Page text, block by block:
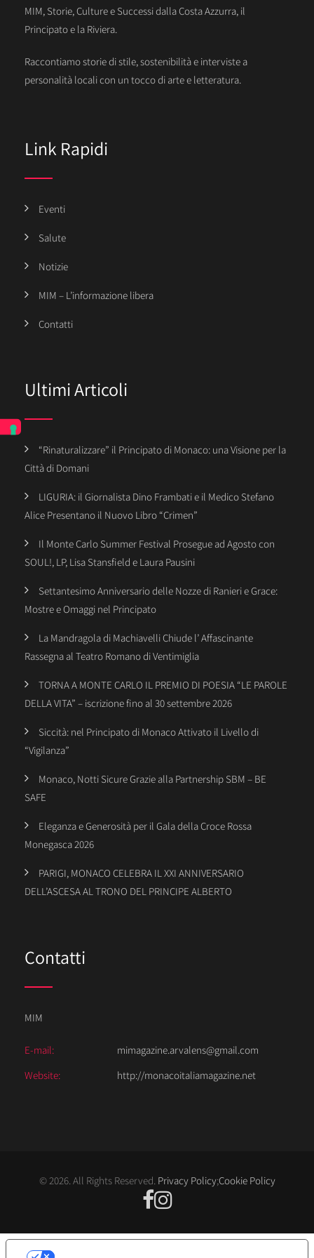
MIM, Storie, Culture e Successi dalla Costa Azzurra, il
Principato e la Riviera.
Raccontiamo storie di stile, sostenibilità e interviste a
personalità locali con un tocco di arte e letteratura.
Link Rapidi
Eventi
Salute
Notizie
MIM – L’informazione libera
Contatti
Ultimi Articoli
“Rinaturalizzare” il Principato di Monaco: una Visione per la
Città di Domani
LIGURIA: il Giornalista Dino Frambati e il Medico Stefano
Alice Presentano il Nuovo Libro “Crimen”
Il Monte Carlo Summer Festival Prosegue ad Agosto con
SOUL!, LP, Lisa Stansfield e Laura Pausini
Settantesimo Anniversario delle Nozze di Ranieri e Grace:
Mostre e Omaggi nel Principato
La Mandragola di Machiavelli Chiude l’ Affascinante
Rassegna al Teatro Romano di Ventimiglia
TORNA A MONTE CARLO IL PREMIO DI POESIA “LE PAROLE
DELLA VITA” – iscrizione fino al 30 settembre 2026
Siccità: nel Principato di Monaco Attivato il Livello di
“Vigilanza”
Monaco, Notti Sicure Grazie alla Partnership SBM – BE
SAFE
Eleganza e Generosità per il Gala della Croce Rossa
Monegasca 2026
PARIGI, MONACO CELEBRA IL XXI ANNIVERSARIO
DELL’ASCESA AL TRONO DEL PRINCIPE ALBERTO
Contatti
MIM
E-mail:
mimagazine.arvalens@gmail.com
Website:
http://monacoitaliamagazine.net
© 2026. All Rights Reserved. Privacy Policy;Cookie Policy